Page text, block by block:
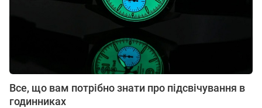
Все, що вам потрібно знати про підсвічування в
годинниках